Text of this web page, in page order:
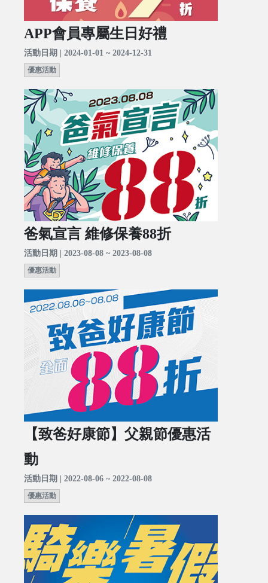
APP會員專屬生日好禮
活動日期 | 2024-01-01 ~ 2024-12-31
優惠活動
爸氣宣言 維修保養88折
活動日期 | 2023-08-08 ~ 2023-08-08
優惠活動
【致爸好康節】父親節優惠活
動
活動日期 | 2022-08-06 ~ 2022-08-08
優惠活動